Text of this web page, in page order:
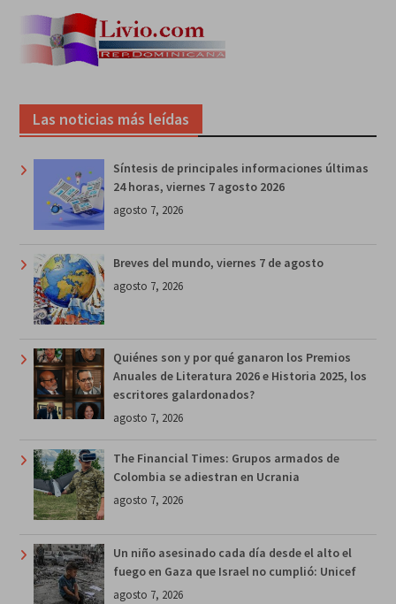
Las noticias más leídas
Síntesis de principales informaciones últimas
24 horas, viernes 7 agosto 2026
agosto 7, 2026
Breves del mundo, viernes 7 de agosto
agosto 7, 2026
Quiénes son y por qué ganaron los Premios
Anuales de Literatura 2026 e Historia 2025, los
escritores galardonados?
agosto 7, 2026
The Financial Times: Grupos armados de
Colombia se adiestran en Ucrania
agosto 7, 2026
Un niño asesinado cada día desde el alto el
fuego en Gaza que Israel no cumplió: Unicef
agosto 7, 2026